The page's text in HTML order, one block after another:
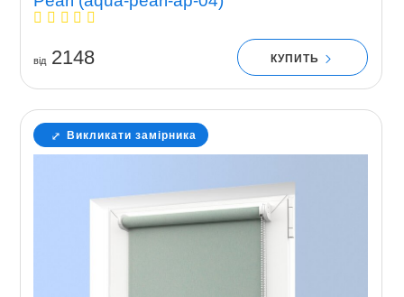
вiд2148 КУПИТЬ
Викликати замірника